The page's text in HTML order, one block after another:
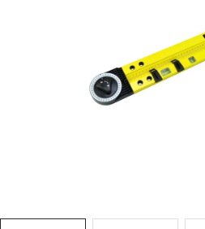
Autodoplňky